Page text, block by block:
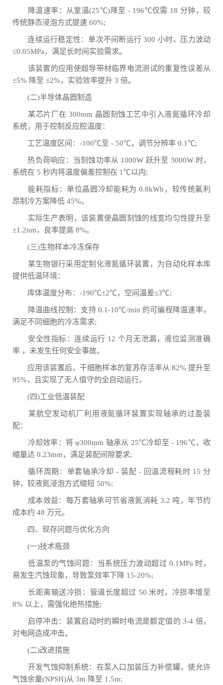
降温速率：从室温(25℃)降至 - 196℃仅需 18 分钟，较
传统静态浸泡方式提速 60%;
连续运行稳定性：单次不间断运行 300 小时，压力波动
≤0.05MPa，满足长时间实验需求。
该装置的应用使超导带材临界电流测试的重复性误差从
±5% 降至 ±2%，实验效率提升 3 倍。
(二)半导体晶圆制造
某芯片厂在 300mm 晶圆刻蚀工艺中引入液氮循环冷却
系统，用于控制反应腔温度：
工艺温度区间：-100℃至 - 50℃，调节分辨率 0.1℃;
热负荷响应：当刻蚀功率从 1000W 跃升至 3000W 时，
系统在 5 秒内将温度偏差控制在 1℃以内;
能耗指标：单位晶圆冷却能耗为 0.8kWh，较传统氟利
昂制冷方案降低 45%。
实际生产表明，该装置使晶圆刻蚀的线宽均匀性提升至
±1.2nm，良率提高 8%。
(三)生物样本冷冻保存
某生物银行采用定制化液氮循环装置，为自动化样本库
提供低温环境：
库体温度分布：-190℃±2℃，空间温差≤3℃;
降温曲线控制：支持 0.1-10℃/min 的可编程降温速率，
满足不同细胞的冷冻需求;
安全性指标：连续运行 12 个月无泄漏，液位监测准确
率 ，未发生任何安全事故。
应用该装置后，干细胞样本的复苏存活率从 82% 提升至
95%，且实现了无人值守的全自动运行。
(四)工业低温装配
某航空发动机厂利用液氮循环装置实现轴承的过盈装
配：
冷却效率：将 φ300mm 轴承从 25℃冷却至 - 196℃，收
缩量达 0.23mm，满足装配间隙要求;
循环周期：单套轴承冷却 - 装配 - 回温流程耗时 15 分
钟，较液氮浸泡方式缩短 50%;
成本效益：每万套轴承可节省液氮消耗 3.2 吨，年节约
成本约 48 万元。
四、现存问题与优化方向
(一)技术瓶颈
低温泵的气蚀问题：当系统压力波动超过 0.1MPa 时，
易发生汽蚀现象，导致泵效率下降 15-20%;
长距离输送冷损：管道长度超过 50 米时，冷损率增至
8% 以上，需强化绝热措施;
启停冲击：装置启动时的瞬时电流是额定值的 3-4 倍，
对电网造成冲击。
(二)改进措施
开发气蚀抑制系统：在泵入口加装压力补偿罐，使允许
气蚀余量(NPSH)从 3m 降至 1.5m;